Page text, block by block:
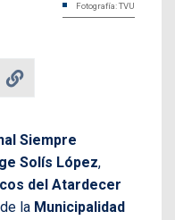
Fotografía: TVU
Siempre
Solís López,
del Atardecer
de la Municipalidad